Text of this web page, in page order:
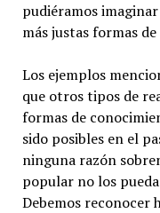
pudiéramos
más justas formas
Los ejemplos
que otros tipos de
formas de
sido posibles en el
ninguna razón
popular no los
Debemos reconocer